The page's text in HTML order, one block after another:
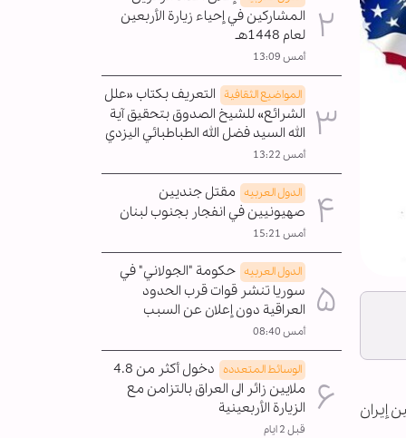
إيران
المشاركين في إحياء زيارة الأربعين
لعام 1448هـ
أمس 13:09
المواضیع الثقافية التعريف بكتاب «علل
الشرائع» للشيخ الصدوق بتحقيق آية
الله السيد فضل الله الطباطبائي اليزدي
أمس 13:22
الدول العربیه مقتل جنديين
صهيونيين في انفجار بجنوب لبنان
أمس 15:21
الدول العربیه حكومة "الجولاني" في
سوريا تنشر قوات قرب الحدود
العراقية دون إعلان عن السبب
أمس 08:40
الوسائط المتعدده
دخول أكثر من 4.8
ملايين زائر الى العراق بالتزامن مع
الزيارة الأربعينية
قبل 2 ايام